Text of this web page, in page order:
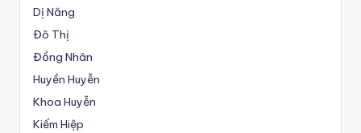
Dị Năng
Đô Thị
Đồng Nhân
Huyền Huyễn
Khoa Huyễn
Kiếm Hiệp